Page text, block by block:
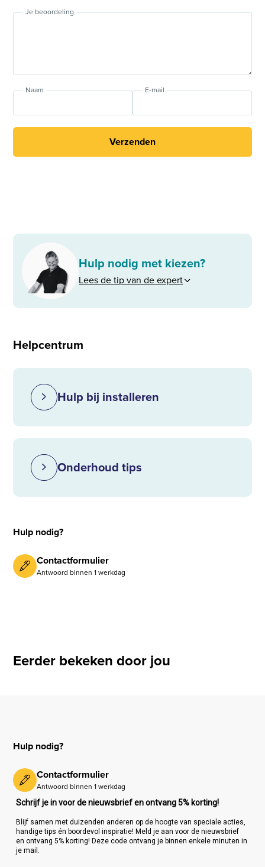
Je beoordeling
Naam E-mail
Verzenden
Hulp nodig met kiezen?
Lees de tip van de expert
Helpcentrum
Hulp bij installeren
Onderhoud tips
Hulp nodig?
Contactformulier
Antwoord binnen 1 werkdag
Eerder bekeken door jou
Hulp nodig?
Contactformulier
Antwoord binnen 1 werkdag
Schrijf je in voor de nieuwsbrief en ontvang 5% korting!
Blijf samen met duizenden anderen op de hoogte van speciale acties,
handige tips én boordevol inspiratie! Meld je aan voor de nieuwsbrief
en ontvang 5% korting! Deze code ontvang je binnen enkele minuten in
je mail.